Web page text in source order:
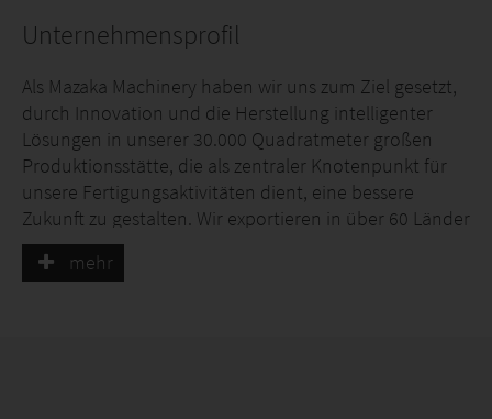
Unternehmensprofil
Als Mazaka Machinery haben wir uns zum Ziel gesetzt,
durch Innovation und die Herstellung intelligenter
Lösungen in unserer 30.000 Quadratmeter großen
Produktionsstätte, die als zentraler Knotenpunkt für
unsere Fertigungsaktivitäten dient, eine bessere
Zukunft zu gestalten. Wir exportieren in über 60 Länder
weltweit. Mazaka steht an der Spitze des globalen
Marktes und bietet seinen Kunden modernste
mehr